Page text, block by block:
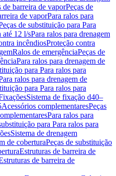
de barreira de vaporPeças de
de vaporPara ralos para
de substituição para Para
até 12 l/sPara ralos para drenagem
incêndiosProteção contra
Ralos de emergênciaPeças de
Para ralos para drenagem de
para Para ralos para
ralos para drenagem de
para Para ralos para
Sistema de fixação d40–
Acessórios complementaresPeças
Para ralos para
para Para ralos para
Sistema de drenagem
de coberturaPeças de substituição
Estruturas de barreira de
de barreira de